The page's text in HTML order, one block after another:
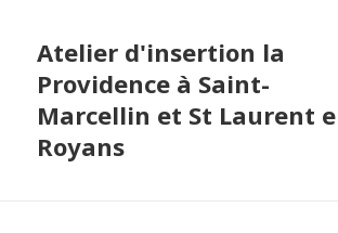
Atelier d'insertion la
Providence à Saint-
Marcellin et St Laurent
Royans